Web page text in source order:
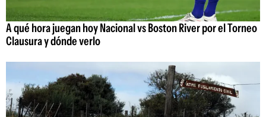
A qué hora juegan hoy Nacional vs Boston River por el Torneo
Clausura y dónde verlo